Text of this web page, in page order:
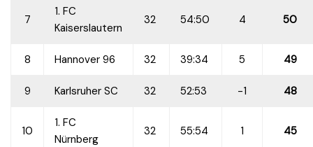
7
1. FC
Kaiserslautern
32 54:50 4 50
8 Hannover 96 32 39:34 5 49
9 Karlsruher SC 32 52:53 -1 48
10
1. FC
Nürnberg
32 55:54 1 45